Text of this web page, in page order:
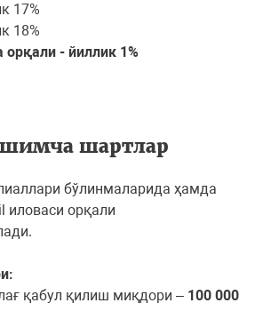
17%
18%
- йиллик 1%
шартлар
бўлинмаларида ҳамда
иловаси орқали
қабул қилиш миқдори – 100 000